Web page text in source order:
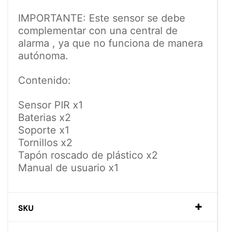
IMPORTANTE: Este sensor se debe
complementar con una central de
alarma , ya que no funciona de manera
autónoma.
Contenido:
Sensor PIR x1
Baterias x2
Soporte x1
Tornillos x2
Tapón roscado de plástico x2
Manual de usuario x1
SKU